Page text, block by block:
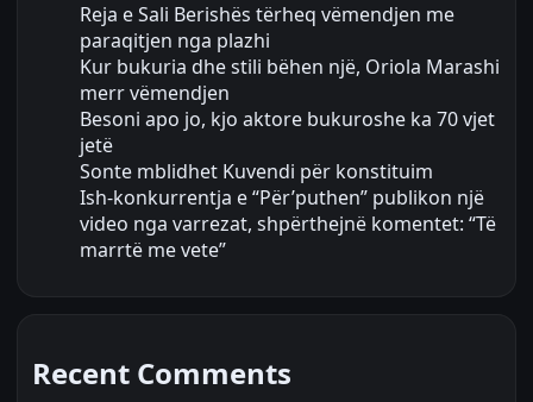
Reja e Sali Berishës tërheq vëmendjen me
paraqitjen nga plazhi
Kur bukuria dhe stili bëhen një, Oriola Marashi
merr vëmendjen
Besoni apo jo, kjo aktore bukuroshe ka 70 vjet
jetë
Sonte mblidhet Kuvendi për konstituim
Ish-konkurrentja e “Për’puthen” publikon një
video nga varrezat, shpërthejnë komentet: “Të
marrtë me vete”
Recent Comments